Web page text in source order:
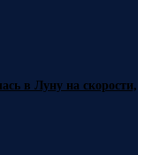
в Луну на скорости,